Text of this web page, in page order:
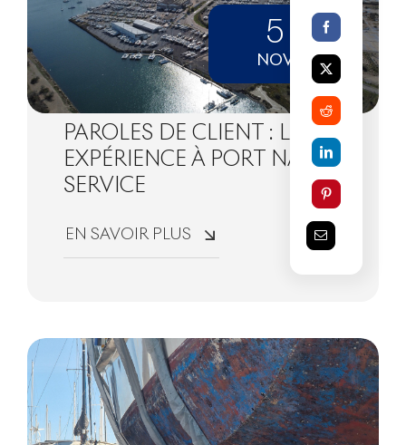
5
NOV
PAROLES DE CLIENT : LEUR
EXPÉRIENCE À PORT NAVY
SERVICE
EN SAVOIR PLUS